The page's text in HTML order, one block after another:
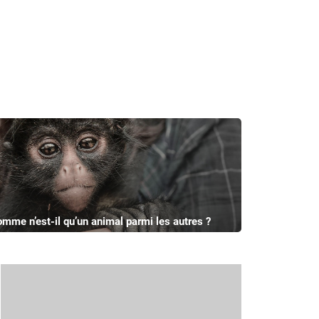
n’est-il qu’un animal parmi les autres ?